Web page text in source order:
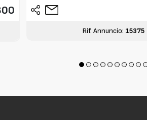
Rif. Annuncio: 15375